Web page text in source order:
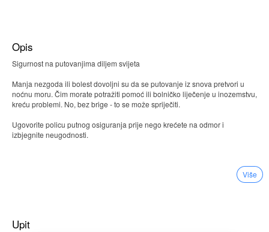
Opis
Sigurnost na putovanjima diljem svijeta
Manja nezgoda ili bolest dovoljni su da se putovanje iz snova pretvori u
noćnu moru. Čim morate potražiti pomoć ili bolničko liječenje u inozemstvu,
kreću problemi. No, bez brige - to se može spriječiti.
Ugovorite policu putnog osiguranja prije nego krećete na odmor i
izbjegnite neugodnosti.
apsolventsko putovanje… ili idete na put oko svijeta? Svejedno je, uz Više
Upit